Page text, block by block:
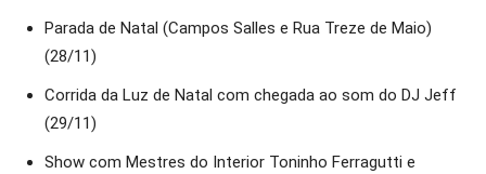
Parada de Natal (Campos Salles e Rua Treze de Maio)
(28/11)
Corrida da Luz de Natal com chegada ao som do DJ Jeff
(29/11)
Show com Mestres do Interior Toninho Ferragutti e